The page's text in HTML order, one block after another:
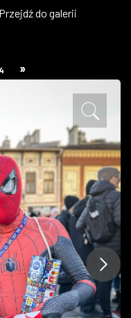
Przejdź do galerii
»